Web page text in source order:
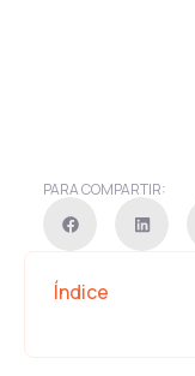
PARA COMPARTIR:
Índice